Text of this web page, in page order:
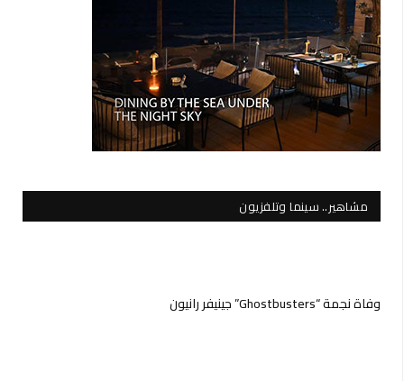
مشاهير.. سينما وتلفزيون
وفاة نجمة “Ghostbusters” جينيفر رانيون